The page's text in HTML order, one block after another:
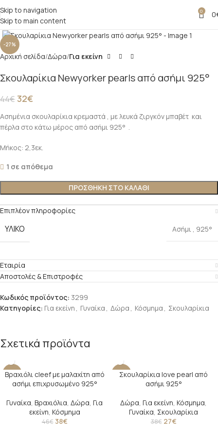
Skip to navigation
Skip to main content
0 0
-27%
Click to enlarge
Αρχική σελίδα Δώρα Για εκείνη
Σκουλαρίκια Newyorker pearls από ασήμι 925°
44€32€
Ασημένια σκουλαρίκια κρεμαστά , με λευκά ζιργκόν μπαβέτ και
πέρλα στο κάτω μέρος από ασήμι 925° .
Μήκος: 2,3εκ.
1 σε απόθεμα
ΠΡΟΣΘΗΚΗ ΣΤΟ ΚΑΛΑΘΙ
Επιπλέον πληροφορίες
ΥΛΙΚΟ Ασήμι , 925°
Εταιρία
Αποστολές & Επιστροφές
Κωδικός προϊόντος: 3299
Κατηγορίες: Για εκείνη , Γυναίκα , Δώρα , Κόσμημα , Σκουλαρίκια
Σχετικά προϊόντα
-17%
Βραχιόλι cleef με μαλαχίτη από
ασήμι επιχρυσωμένο 925°
Γυναίκα, Βραχιόλια, Δώρα, Για
εκείνη, Κόσμημα
46€ 38€
-29%
Σκουλαρίκια love pearl από
ασήμι 925°
Δώρα, Για εκείνη, Κόσμημα,
Γυναίκα, Σκουλαρίκια
38€ 27€